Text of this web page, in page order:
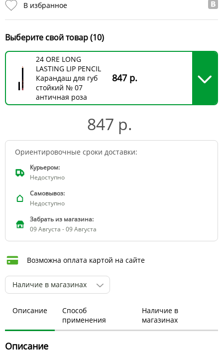
В избранное
Выберите свой товар (10)
24 ORE LONG
LASTING LIP PENCIL
Карандаш для губ
стойкий № 07
античная роза
847 р.
847 р.
Ориентировочные сроки доставки:
Курьером:
Недоступно
Самовывоз:
Недоступно
Забрать из магазина:
09 Августа - 09 Августа
Возможна оплата картой на сайте
Наличие в магазинах
Описание
Способ
применения
Наличие в
магазинах
Описание